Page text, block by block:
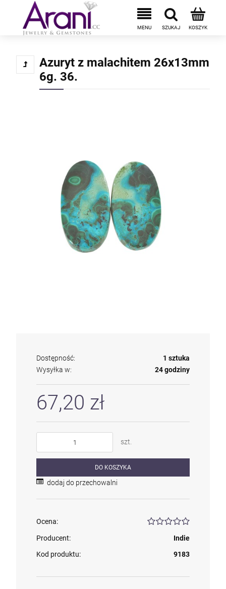
Azuryt z malachitem 26x13mm
6g. 36.
Dostępność:
1 sztuka
Wysyłka w:
24 godziny
67,20 zł
szt.
DO KOSZYKA
dodaj do przechowalni
Ocena:
Producent:
Indie
Kod produktu:
9183